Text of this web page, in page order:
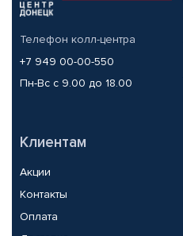
Телефон колл-центра
+7 949 00-00-550
Пн-Вс с 9.00 до 18.00
Клиентам
Акции
Контакты
Оплата